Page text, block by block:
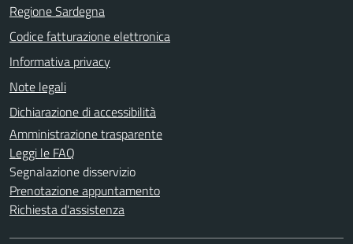
Regione Sardegna
Codice fatturazione elettronica
Informativa privacy
Note legali
Dichiarazione di accessibilità
Amministrazione trasparente
Leggi le FAQ
Segnalazione disservizio
Prenotazione appuntamento
Richiesta d'assistenza